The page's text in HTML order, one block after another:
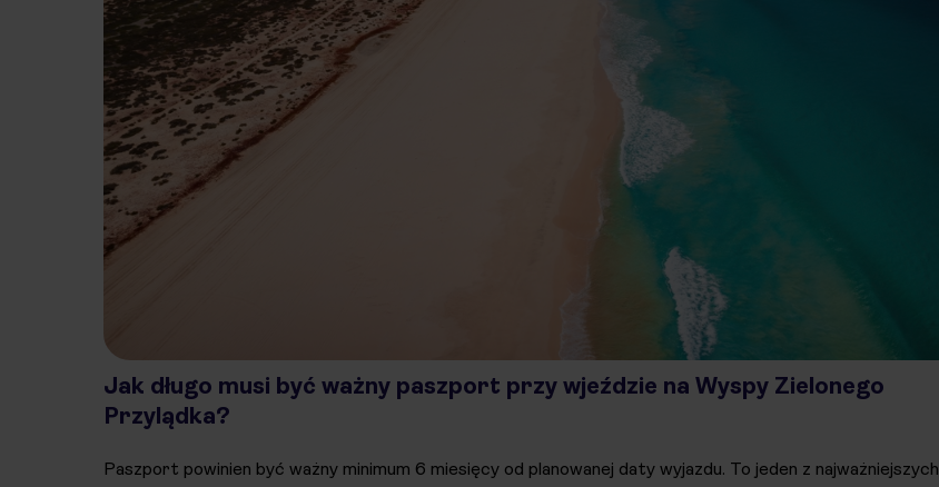
Jak długo musi być ważny paszport przy wjeździe na Wyspy Zielonego
Przylądka?
Paszport powinien być ważny minimum 6 miesięcy od planowanej daty wyjazdu. To jeden z najważniejszych